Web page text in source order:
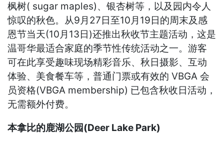
枫树( sugar maples)、银杏树等，以及园内令人
惊叹的秋色。从9月27日至10月19日的周末及感
恩节当天(10月13日)还推出秋收节主题活动，这是
温哥华最适合家庭的季节性传统活动之一。游客
可在此享受趣味现场精彩音乐、秋日摄影、互动
体验、美食餐车等，普通门票或有效的 VBGA 会
员资格(VBGA membership) 已包含秋收日活动，
无需额外付费。
本拿比的鹿湖公园(Deer Lake Park)